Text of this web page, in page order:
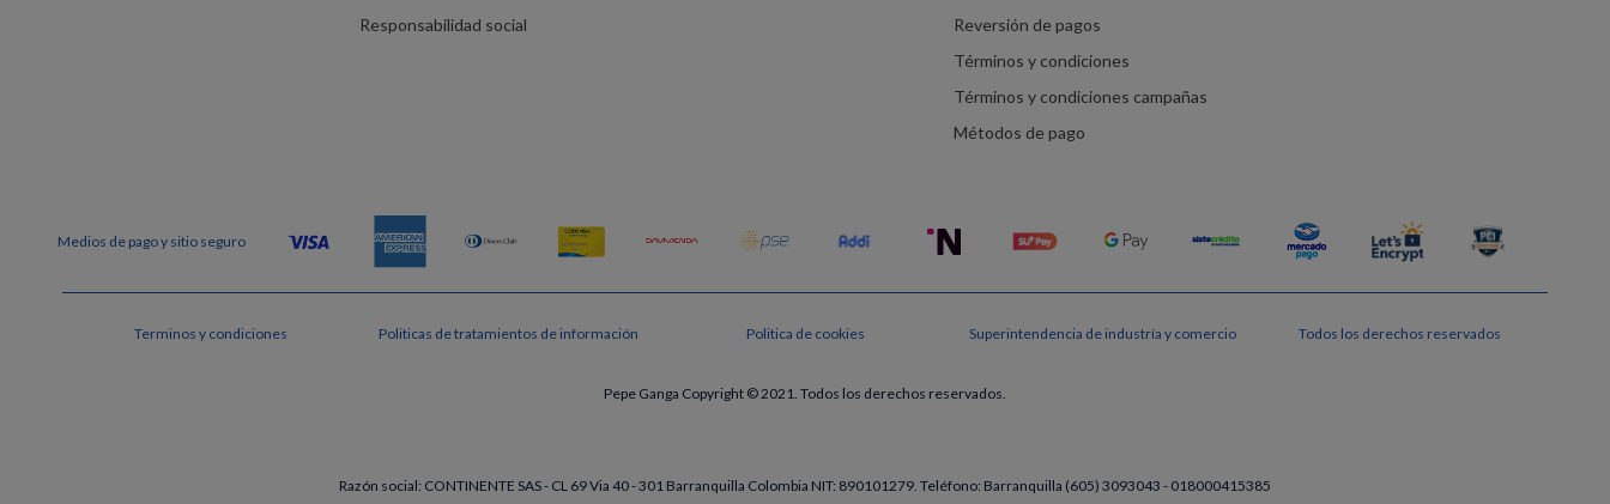
Responsabilidad social
Reversión de pagos
Términos y condiciones
Términos y condiciones campañas
Métodos de pago
Terminos y condiciones Politicas de tratamientos de información Politica de cookies Superintendencia de industría y comercio Todos los derechos reservados
Pepe Ganga Copyright © 2021. Todos los derechos reservados.
Razón social: CONTINENTE SAS - CL 69 Via 40 - 301 Barranquilla Colombia NIT: 890101279. Teléfono: Barranquilla (605) 3093043 - 018000415385